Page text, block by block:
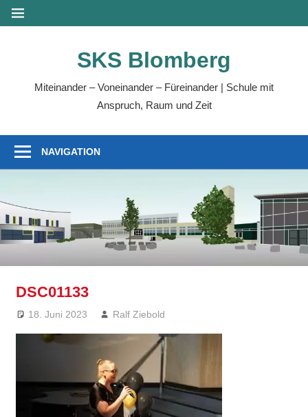
Zum
Inhalt
MENÜ
SKS Blomberg
Miteinander – Voneinander – Füreinander | Schule mit
Anspruch, Raum und Zeit
NAVIGATION
DSC01133
18. Juni 2023 Ralf Ziebold